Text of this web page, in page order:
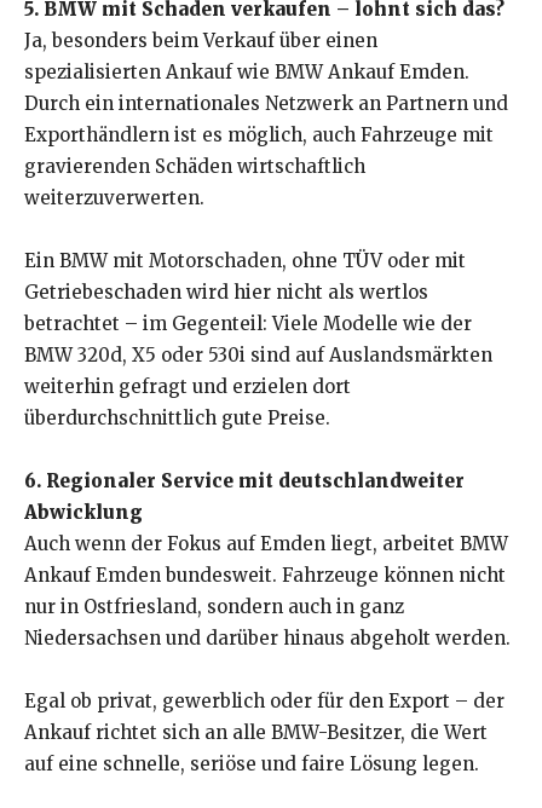
5. BMW mit Schaden verkaufen – lohnt sich das?
Ja, besonders beim Verkauf über einen
spezialisierten Ankauf wie BMW Ankauf Emden.
Durch ein internationales Netzwerk an Partnern und
Exporthändlern ist es möglich, auch Fahrzeuge mit
gravierenden Schäden wirtschaftlich
weiterzuverwerten.
Ein BMW mit Motorschaden, ohne TÜV oder mit
Getriebeschaden wird hier nicht als wertlos
betrachtet – im Gegenteil: Viele Modelle wie der
BMW 320d, X5 oder 530i sind auf Auslandsmärkten
weiterhin gefragt und erzielen dort
überdurchschnittlich gute Preise.
6. Regionaler Service mit deutschlandweiter
Abwicklung
Auch wenn der Fokus auf Emden liegt, arbeitet BMW
Ankauf Emden bundesweit. Fahrzeuge können nicht
nur in Ostfriesland, sondern auch in ganz
Niedersachsen und darüber hinaus abgeholt werden.
Egal ob privat, gewerblich oder für den Export – der
Ankauf richtet sich an alle BMW-Besitzer, die Wert
auf eine schnelle, seriöse und faire Lösung legen.